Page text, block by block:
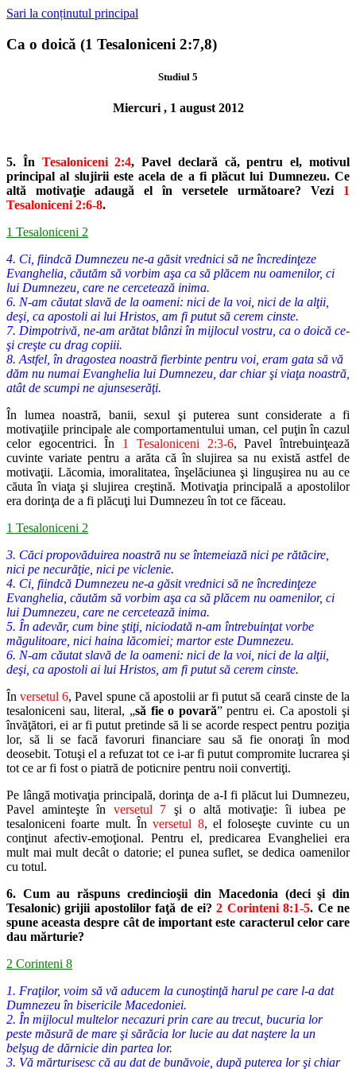
Sari la conținutul principal
Ca o doică (1 Tesaloniceni 2:7,8)
Studiul 5
Miercuri , 1 august 2012
5. În Tesaloniceni 2:4, Pavel declară că, pentru el, motivul
principal al slujirii este acela de a fi plăcut lui Dumnezeu. Ce
altă motivaţie adaugă el în versetele următoare? Vezi 1
Tesaloniceni 2:6-8.
1 Tesaloniceni 2
4. Ci, fiindcă Dumnezeu ne-a găsit vrednici să ne încredinţeze
Evanghelia, căutăm să vorbim aşa ca să plăcem nu oamenilor, ci
lui Dumnezeu, care ne cercetează inima.
6. N-am căutat slavă de la oameni: nici de la voi, nici de la alţii,
deşi, ca apostoli ai lui Hristos, am fi putut să cerem cinste.
7. Dimpotrivă, ne-am arătat blânzi în mijlocul vostru, ca o doică ce-
şi creşte cu drag copiii.
8. Astfel, în dragostea noastră fierbinte pentru voi, eram gata să vă
dăm nu numai Evanghelia lui Dumnezeu, dar chiar şi viaţa noastră,
atât de scumpi ne ajunseserăţi.
În lumea noastră, banii, sexul şi puterea sunt considerate a fi
motivaţiile principale ale comportamentului uman, cel puţin în cazul
celor egocentrici. În 1 Tesaloniceni 2:3-6, Pavel întrebuinţează
cuvinte variate pentru a arăta că în slujirea sa nu există astfel de
motivaţii. Lăcomia, imoralitatea, înşelăciunea şi linguşirea nu au ce
căuta în viaţa şi slujirea creştină. Motivaţia principală a apostolilor
era dorinţa de a fi plăcuţi lui Dumnezeu în tot ce făceau.
1 Tesaloniceni 2
3. Căci propovăduirea noastră nu se întemeiază nici pe rătăcire,
nici pe necurăţie, nici pe viclenie.
4. Ci, fiindcă Dumnezeu ne-a găsit vrednici să ne încredinţeze
Evanghelia, căutăm să vorbim aşa ca să plăcem nu oamenilor, ci
lui Dumnezeu, care ne cercetează inima.
5. În adevăr, cum bine ştiţi, niciodată n-am întrebuinţat vorbe
măgulitoare, nici haina lăcomiei; martor este Dumnezeu.
6. N-am căutat slavă de la oameni: nici de la voi, nici de la alţii,
deşi, ca apostoli ai lui Hristos, am fi putut să cerem cinste.
Înversetul 6, Pavel spune că apostolii ar fi putut să ceară cinste dela
tesaloniceni sau, literal, „să fie o povară” pentru ei. Ca apostoli şi
învăţători, ei ar fi putut pretinde să li se acorde respect pentru poziţia
lor, să li se facă favoruri financiare sau să fie onoraţi în mod
deosebit. Totuşi el a refuzat tot ce i-ar fi putut compromite lucrarea şi
tot ce ar fi fost o piatră de poticnire pentru noii convertiţi.
Pe lângă motivaţia principală, dorinţa de a-I fi plăcut lui Dumnezeu,
Pavel aminteşte în versetul 7 şi o altă motivaţie: îi iubea pe
tesaloniceni foarte mult. Înversetul 8, el foloseşte cuvinte cu un
conţinut afectiv-emoţional. Pentru el, predicarea Evangheliei era
mult mai mult decât o datorie; el punea suflet, se dedica oamenilor
cu totul.
6. Cum au răspuns credincioşii din Macedonia (deci şi din
Tesalonic) grijii apostolilor faţă de ei?2 Corinteni 8:1-5. Ce ne
spune aceasta despre cât de important este caracterul celor care
dau mărturie?
2 Corinteni 8
1. Fraţilor, voim să vă aducem la cunoştinţă harul pe care l-a dat
Dumnezeu în bisericile Macedoniei.
2. În mijlocul multelor necazuri prin care au trecut, bucuria lor
peste măsură de mare şi sărăcia lor lucie au dat naştere la un
belşug de dărnicie din partea lor.
3. Vă mărturisesc că au dat de bunăvoie, după puterea lor şi chiar